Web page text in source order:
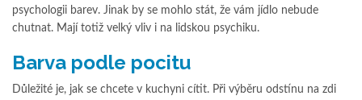
psychologii barev. Jinak by se mohlo stát, že vám jídlo nebude
chutnat. Mají totiž velký vliv i na lidskou psychiku.
Barva podle pocitu
Důležité je, jak se chcete v kuchyni cítit. Při výběru odstínu na zdi